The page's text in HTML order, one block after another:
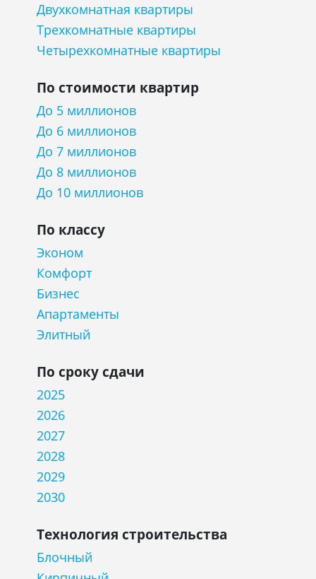
Двухкомнатная квартиры
Трехкомнатные квартиры
Четырехкомнатные квартиры
По стоимости квартир
До 5 миллионов
До 6 миллионов
До 7 миллионов
До 8 миллионов
До 10 миллионов
По классу
Эконом
Комфорт
Бизнес
Апартаменты
Элитный
По сроку сдачи
2025
2026
2027
2028
2029
2030
Технология строительства
Блочный